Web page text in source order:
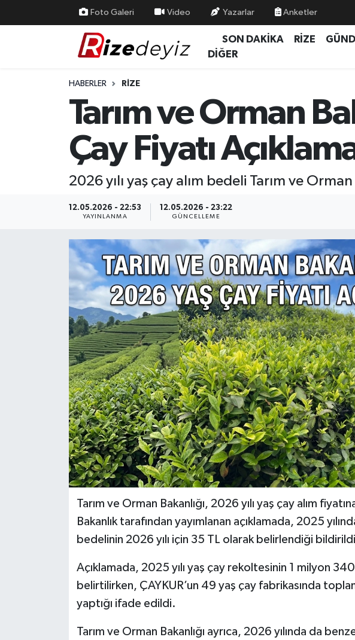
Foto Galeri Video Yazarlar Anketler
SON DAKİKA RİZE
DİĞER
HABERLER RIZE
Tarım ve Orman
Çay Fiyatı
2026 yılı yaş çay alım bedeli Tarım ve
12.05.2026 - 22:53
YAYINLANMA
12.05.2026 - 23:22
GÜNCELLEME
Tarım ve Orman Bakanlığı, 2026 yılı yaş çay alım
Bakanlık tarafından yayımlanan açıklamada, 2025
bedelinin 2026 yılı için 35 TL olarak belirlendiği
Açıklamada, 2025 yılı yaş çay rekoltesinin 1 milyon
belirtilirken, ÇAYKUR’un 49 yaş çay fabrikasında
yaptığı ifade edildi.
Tarım ve Orman Bakanlığı ayrıca, 2026 yılında da
Yurttan Haberler
Ekonomi
Teknoloji
Rize Nöbetçi Eczaneler
Rize Trafik Yoğunluk Haritası
Süper Lig Puan Durumu ve Fikstür
Tüm Manşetler